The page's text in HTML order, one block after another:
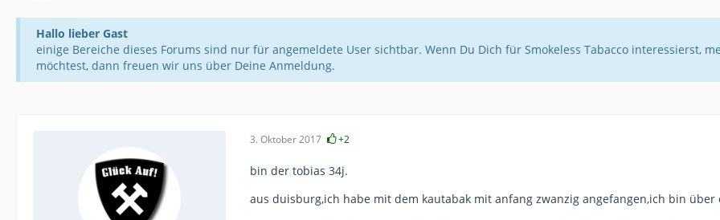
Hallo lieber Gast
einige Bereiche dieses Forums sind nur für angemeldete User sichtbar. Wenn Du Dich für Smokeless Tabacco interessierst,
möchtest, dann freuen wir uns über Deine Anmeldung.
3. Oktober 2017 +2
bin der tobias 34j.
aus duisburg,ich habe mit dem kautabak mit anfang zwanzig angefangen,ich bin